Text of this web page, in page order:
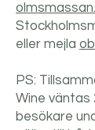
eller mejla
PS:
Wine väntas
besökare